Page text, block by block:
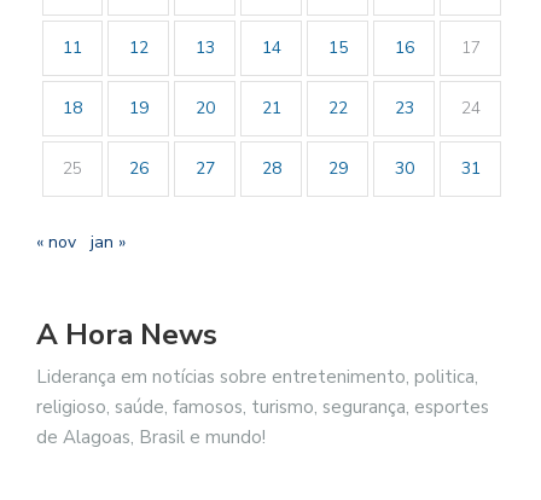
11 12 13 14 15 16 17
18 19 20 21 22 23 24
25 26 27 28 29 30 31
« nov jan »
A Hora News
Liderança em notícias sobre entretenimento, politica,
religioso, saúde, famosos, turismo, segurança, esportes
de Alagoas, Brasil e mundo!